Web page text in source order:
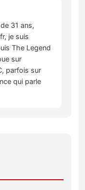
31 ans,
je suis
The Legend
sur
parfois sur
qui parle